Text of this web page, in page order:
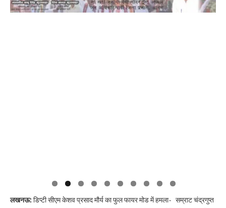
लखनऊ: डिप्टी सीएम केशव प्रसाद मौर्य का फुल फायर मोड में हमला- सम्राट चंद्रगुप्त